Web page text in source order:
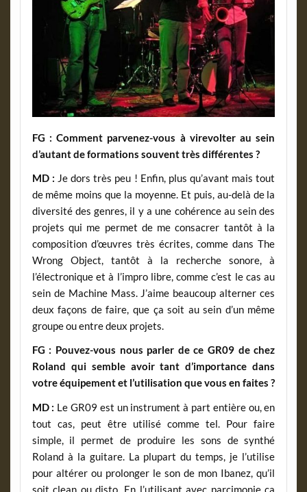
FG : Comment parvenez-vous à virevolter au sein
d’autant de formations souvent très différentes ?
MD : Je dors très peu ! Enfin, plus qu’avant mais tout
de même moins que la moyenne. Et puis, au-delà de la
diversité des genres, il y a une cohérence au sein des
projets qui me permet de me consacrer tantôt à la
composition d’œuvres très écrites, comme dans The
Wrong Object, tantôt à la recherche sonore, à
l’électronique et à l’impro libre, comme c’est le cas au
sein de Machine Mass. J’aime beaucoup alterner ces
deux façons de faire, que ça soit au sein d’un même
groupe ou entre deux projets.
FG : Pouvez-vous nous parler de ce GR09 de chez
Roland qui semble avoir tant d’importance dans
votre équipement et l’utilisation que vous en faites ?
MD : Le GR09 est un instrument à part entière ou, en
tout cas, peut être utilisé comme tel. Pour faire
simple, il permet de produire les sons de synthé
Roland à la guitare. La plupart du temps, je l’utilise
pour altérer ou prolonger le son de mon Ibanez, qu’il
soit clean ou disto. En l’utilisant avec parcimonie ça